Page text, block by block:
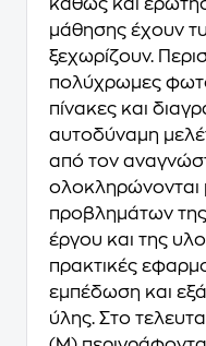
καθώς και
μάθησης έχουν
ξεχωρίζουν.
πολύχρωμες
πίνακες και
αυτοδύναμη
από τον
ολοκληρώνονται
προβλημάτων
έργου και της
πρακτικές
εμπέδωση και
ύλης. Στο